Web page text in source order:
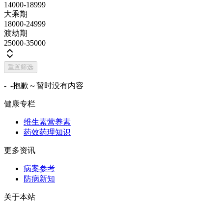
14000-18999
大乘期
18000-24999
渡劫期
25000-35000
重置筛选
-_-抱歉～暂时没有内容
健康专栏
维生素营养素
药效药理知识
更多资讯
病案参考
防病新知
关于本站